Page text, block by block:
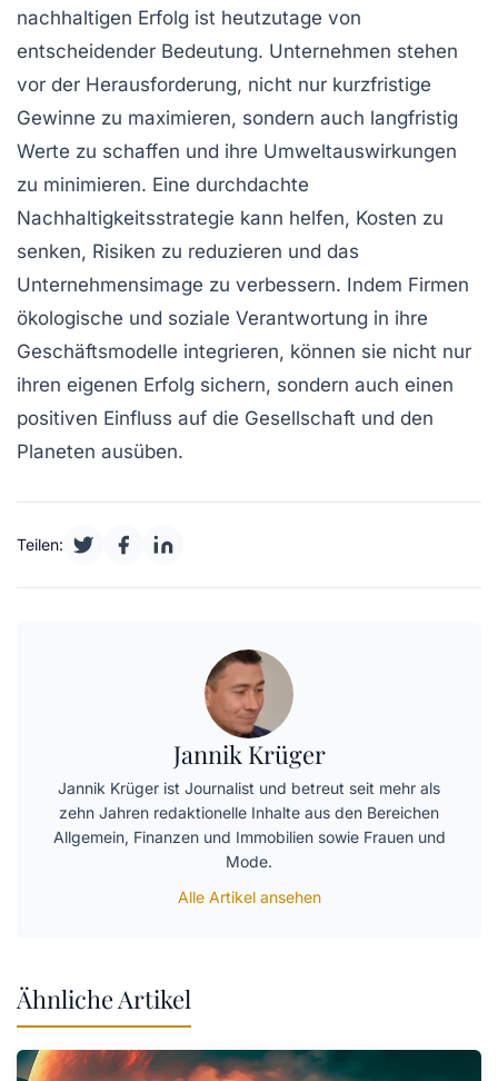
nachhaltigen Erfolg ist heutzutage von
entscheidender Bedeutung. Unternehmen stehen
vor der Herausforderung, nicht nur kurzfristige
Gewinne zu maximieren, sondern auch langfristig
Werte zu schaffen und ihre Umweltauswirkungen
zu minimieren. Eine durchdachte
Nachhaltigkeitsstrategie kann helfen, Kosten zu
senken, Risiken zu reduzieren und das
Unternehmensimage zu verbessern. Indem Firmen
ökologische und soziale Verantwortung in ihre
Geschäftsmodelle integrieren, können sie nicht nur
ihren eigenen Erfolg sichern, sondern auch einen
positiven Einfluss auf die Gesellschaft und den
Planeten ausüben.
Teilen:
Jannik Krüger
Jannik Krüger ist Journalist und betreut seit mehr als
zehn Jahren redaktionelle Inhalte aus den Bereichen
Allgemein, Finanzen und Immobilien sowie Frauen und
Mode.
Alle Artikel ansehen
Ähnliche Artikel